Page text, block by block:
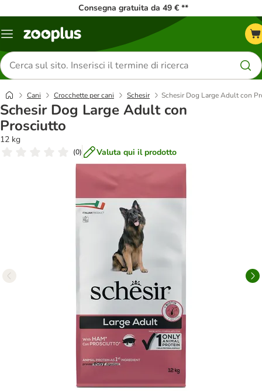
Consegna gratuita da 49 € **
Overview
Cerca
prodotti
Cani Crocchette per cani Schesir Schesir Dog Large Adult con
Schesir Dog Large Adult con
Prosciutto
12 kg
(0) Valuta qui il prodotto